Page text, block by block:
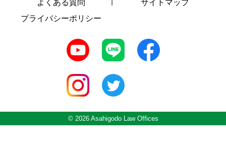
よくある質問
サイトマップ
プライバシーポリシー
© 2026 Asahigodo Law Offices